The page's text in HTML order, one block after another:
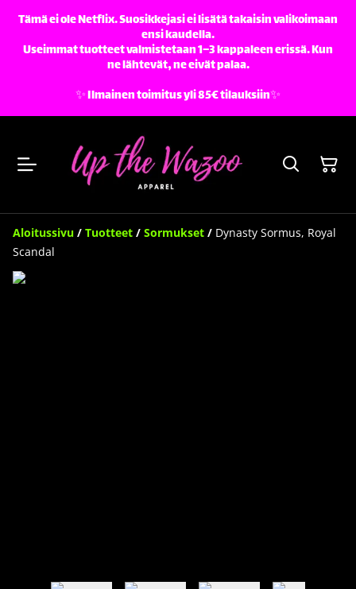
Tämä ei ole Netflix. Suosikkejasi ei lisätä takaisin valikoimaan
ensi kaudella.
Useimmat tuotteet valmistetaan 1–3 kappaleen erissä. Kun
ne lähtevät, ne eivät palaa.
✨️ Ilmainen toimitus yli 85€ tilauksiin✨️
Aloitussivu / Tuotteet / Sormukset / Dynasty Sormus, Royal
Scandal